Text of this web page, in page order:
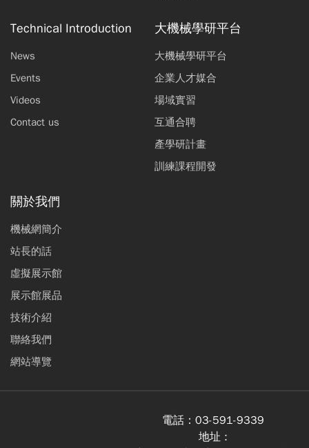
Technical Introduction
News
Events
Videos
Contact us
大機械學研平台
大機械學研平台
企業人才媒合
場域實習
互通合聘
產學研計畫
訓練課程開發
關於我們
機械網簡介
站長的話
虛擬展示館
展示館展品
技術介紹
聯絡我們
網站導覽
電話： 03-591-9339
地址 :